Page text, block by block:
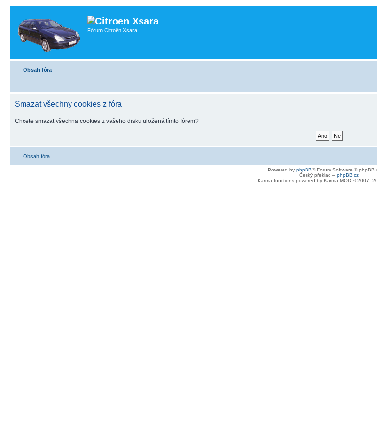
Fórum Citroën Xsara
Obsah fóra
Smazat všechny cookies z fóra
Chcete smazat všechna cookies z vašeho disku uložená tímto fórem?
Obsah fóra
Powered by phpBB® Forum Software © phpBB
Český překlad – phpBB.cz
Karma functions powered by Karma MOD © 2007,